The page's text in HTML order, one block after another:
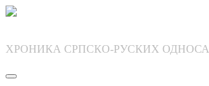
Skip
ХРОНИКА СРПСКО-РУСКИХ ОДНОСА